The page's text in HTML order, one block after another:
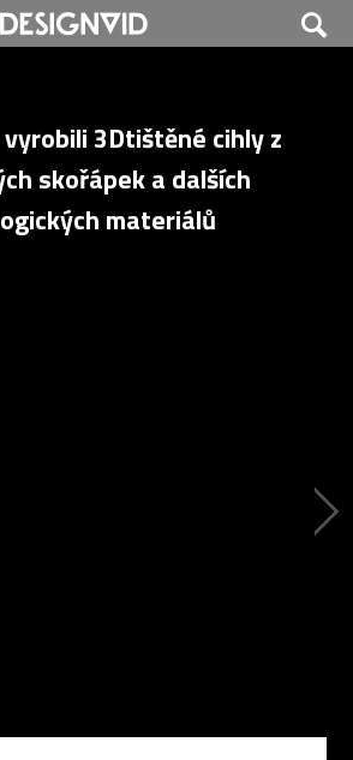
3Dtištěné cihly z
skořápek a dalších
materiálů